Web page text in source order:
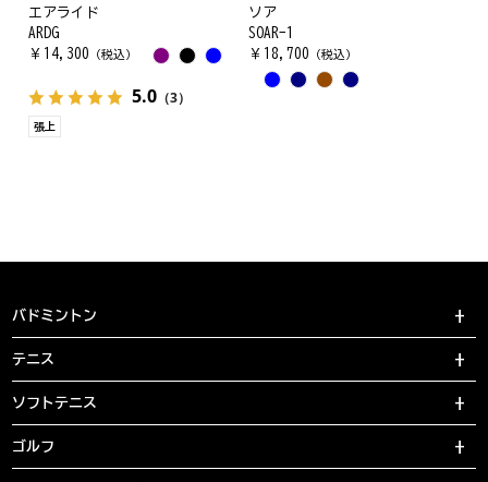
エアライド
ARDG
￥ 14,300 （税込）
5.0 （3）
張上
ソア
SOAR-1
￥ 18,700 （税込）
バドミントン
テニス
ソフトテニス
ゴルフ